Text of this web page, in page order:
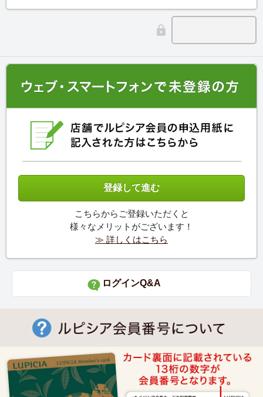
こちらからご登録いただくと
様々なメリットがございます！
≫ 詳しくはこちら